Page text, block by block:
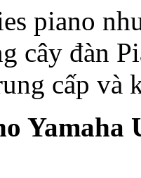
piano
cây đàn
cấp và